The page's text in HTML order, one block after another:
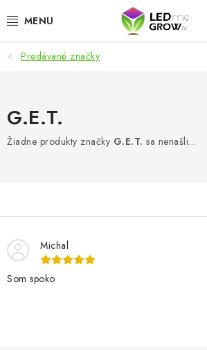
na
AKCIE
SMART GARDEN
Hodnotenie obchodu
Predávané značky
G.E.T.
Žiadne produkty značky G.E.T. sa nenašli...
Michal
Som spoko